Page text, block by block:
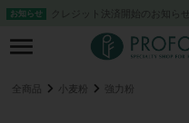
お知らせ クレジット決済開始のお知らせ
全商品 小麦粉 強力粉